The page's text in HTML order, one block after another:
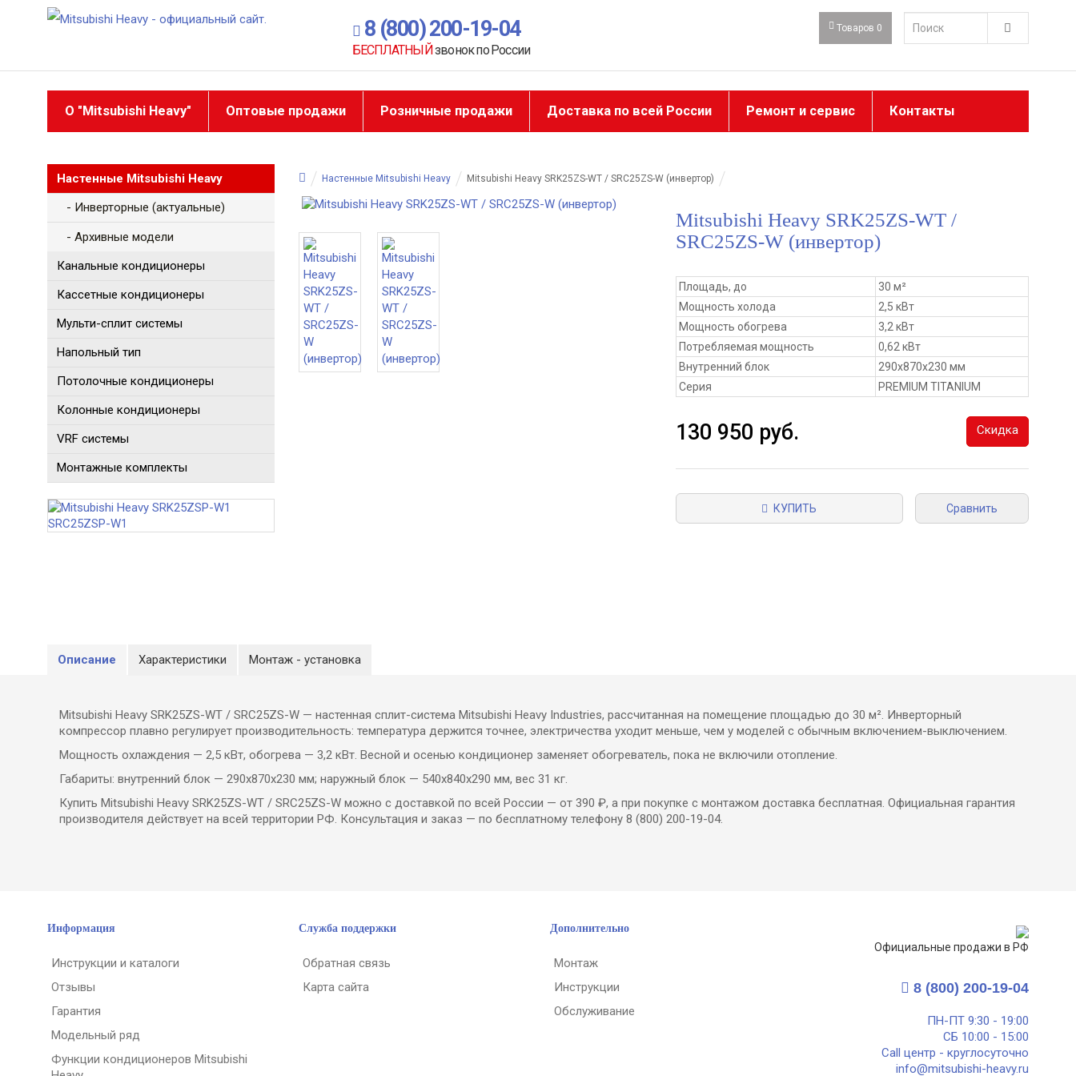
8 (800) 200-19-04
БЕСПЛАТНЫЙзвонок по России
Товаров 0
О "Mitsubishi Heavy" Оптовые продажи Розничные продажи Доставка по всей России Ремонт и сервис Контакты
Настенные Mitsubishi Heavy
- Инверторные (актуальные)
- Архивные модели
Канальные кондиционеры
Кассетные кондиционеры
Мульти-сплит системы
Напольный тип
Потолочные кондиционеры
Колонные кондиционеры
VRF системы
Монтажные комплекты
Настенные Mitsubishi Heavy Mitsubishi Heavy SRK25ZS-WT / SRC25ZS-W (инвертор)
Mitsubishi Heavy SRK25ZS-WT /
SRC25ZS-W (инвертор)
Площадь, до
30 м²
Мощность холода
2,5 кВт
Мощность обогрева
3,2 кВт
Потребляемая мощность
0,62 кВт
Внутренний блок
290x870x230 мм
Серия
PREMIUM TITANIUM
130 950 руб. Скидка
КУПИТЬ Сравнить
Описание Характеристики Монтаж - установка
Mitsubishi Heavy SRK25ZS-WT / SRC25ZS-W — настенная сплит-система Mitsubishi Heavy Industries, рассчитанная на помещение площадью до 30 м². Инверторный
компрессор плавно регулирует производительность: температура держится точнее, электричества уходит меньше, чем у моделей с обычным включением-выключением.
Мощность охлаждения — 2,5 кВт, обогрева — 3,2 кВт. Весной и осенью кондиционер заменяет обогреватель, пока не включили отопление.
Габариты: внутренний блок — 290x870x230 мм; наружный блок — 540х840х290 мм, вес 31 кг.
Купить Mitsubishi Heavy SRK25ZS-WT / SRC25ZS-W можно с доставкой по всей России — от 390 ₽, а при покупке с монтажом доставка бесплатная. Официальная гарантия
производителя действует на всей территории РФ. Консультация и заказ — по бесплатному телефону 8 (800) 200-19-04.
Информация
Инструкции и каталоги
Отзывы
Гарантия
Модельный ряд
Функции кондиционеров Mitsubishi
Служба поддержки
Обратная связь
Карта сайта
Дополнительно
Монтаж
Инструкции
Обслуживание
Официальные продажи в РФ
8 (800) 200-19-04
ПН-ПТ 9:30 - 19:00
СБ 10:00 - 15:00
Call центр - круглосуточно
info@mitsubishi-heavy.ru